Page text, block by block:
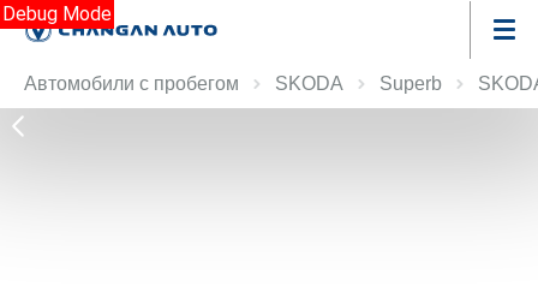
Debug Mode
Автомобили с пробегом SKODA Superb